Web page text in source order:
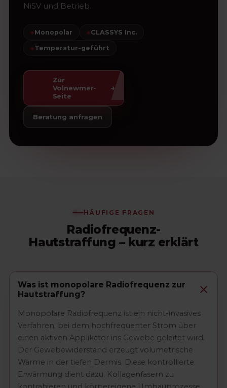
NiSV und Betrieb.
◆Monopolar ◆CLASSYS Inc.
◆Temperatur-geführt
Zur
Volnewmer-
Seite
→
Beratung anfragen
HÄUFIGE FRAGEN
Radiofrequenz-
Hautstraffung – kurz erklärt
Was ist monopolare Radiofrequenz zur
Hautstraffung?
Monopolare Radiofrequenz ist ein nicht-invasives
Verfahren, bei dem hochfrequenter Strom über
einen aktiven Applikator ins Gewebe geleitet wird.
Der Gewebewiderstand erzeugt volumetrische
Wärme in der tiefen Dermis. Diese kontrollierte
Erwärmung dient dazu, Kollagenfasern zu